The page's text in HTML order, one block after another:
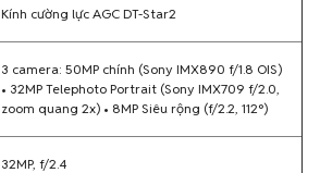
Kính cường lực AGC DT-Star2
3 camera: 50MP chính (Sony IMX890 f/1.8 OIS)
• 32MP Telephoto Portrait (Sony IMX709 f/2.0,
zoom quang 2x) • 8MP Siêu rộng (f/2.2, 112°)
32MP, f/2.4